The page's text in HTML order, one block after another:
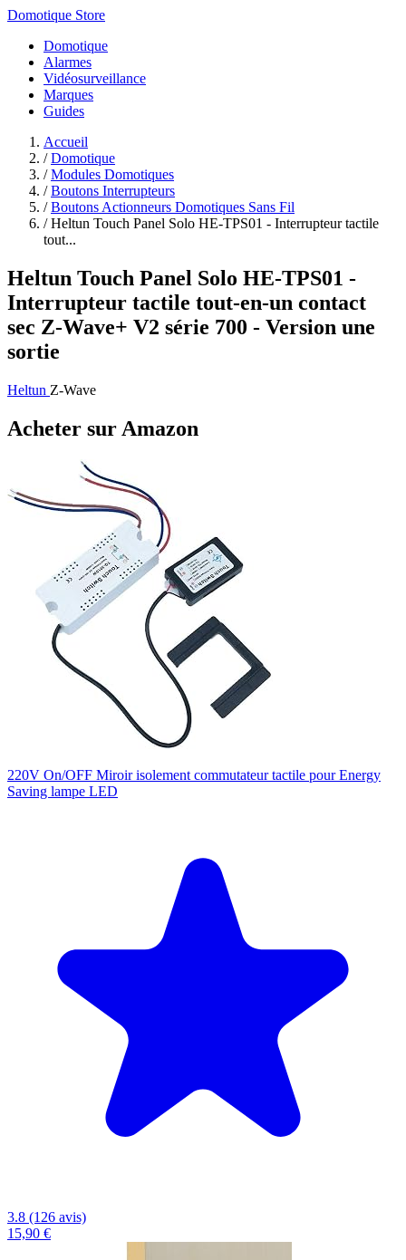
Domotique Store
Domotique
Alarmes
Vidéosurveillance
Marques
Guides
Accueil
/ Domotique
/ Modules Domotiques
/ Boutons Interrupteurs
/ Boutons Actionneurs Domotiques Sans Fil
/ Heltun Touch Panel Solo HE-TPS01 - Interrupteur tactile
tout...
Heltun Touch Panel Solo HE-TPS01 -
Interrupteur tactile tout-en-un contact
sec Z-Wave+ V2 série 700 - Version une
sortie
Heltun Z-Wave
Acheter sur Amazon
220V On/OFF Miroir isolement commutateur tactile pour Energy
Saving lampe LED
3.8 (126 avis)
15,90 €